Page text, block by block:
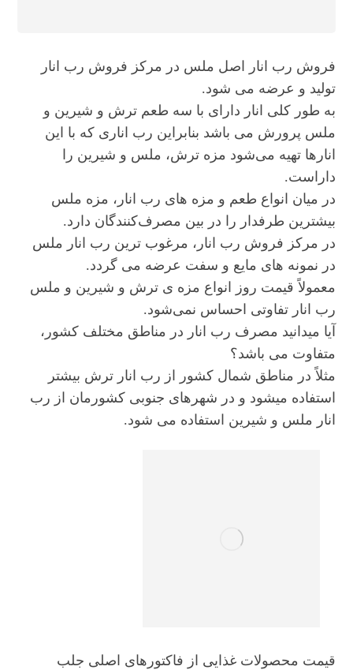
فروش رب انار اصل ملس در مرکز فروش رب انار
تولید و عرضه می شود.
به طور کلی انار دارای با سه طعم ترش و شیرین و
ملس پرورش می‌ باشد بنابراین رب اناری که با این
انارها تهیه می‌شود مزه ترش، ملس و شیرین را
داراست.
در میان انواع طعم و مزه های رب انار، مزه ملس
بیشترین طرفدار را در بین مصرف‌کنندگان دارد.
در مرکز فروش رب انار، مرغوب ترین رب انار ملس
در نمونه های مایع و سفت عرضه می گردد.
معمولاً قیمت روز انواع مزه ی ترش و شیرین و ملس
رب انار تفاوتی احساس نمی‌شود.
آیا میدانید مصرف رب انار در مناطق مختلف کشور،
متفاوت می باشد؟
مثلاً در مناطق شمال کشور از رب انار ترش بیشتر
استفاده میشود و در شهرهای جنوبی کشورمان از رب
انار ملس و شیرین استفاده می‌ شود.
قیمت محصولات غذایی از فاکتورهای اصلی جلب